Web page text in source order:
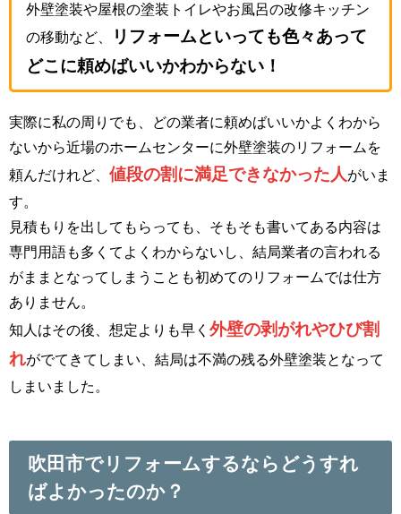
外壁塗装や屋根の塗装トイレやお風呂の改修キッチン
の移動など、
リフォームといっても色々あって
どこに頼めばいいかわからない！
実際に私の周りでも、どの業者に頼めばいいかよくわから
ないから近場のホームセンターに外壁塗装のリフォームを
頼んだけれど、 値段の割に満足できなかった人 がいま
す。
見積もりを出してもらっても、そもそも書いてある内容は
専門用語も多くてよくわからないし、結局業者の言われる
がままとなってしまうことも初めてのリフォームでは仕方
ありません。
知人はその後、想定よりも早く 外壁の剥がれやひび割
れがでてきてしまい、結局は不満の残る外壁塗装となって
しまいました。
吹田市でリフォームするならどうすれ
ばよかったのか？